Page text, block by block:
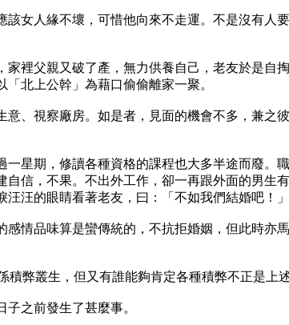
女人緣不壞，可惜他向來不走運。不是沒有人
裡父親又破了產，無力供養自己，老友於是自
北上公幹」為藉口偷偷離家一聚。
、視察廠房。如是者，見面的機會不多，兼之
星期，修讀各種資格的課程也大多半途而廢。
信，不果。不出外工作，卻一再跟外面的男生
汪的眼睛看著老友，曰：「不如我們結婚吧！」
情品味算是蠻傳統的，不抗拒婚姻，但此時亦
弊叢生，但又有誰能夠肯定各種積弊不正是上
之前發生了甚麼事。